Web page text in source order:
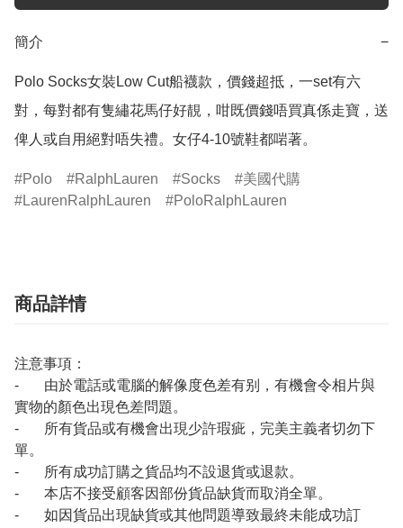
簡介 −
Polo Socks女裝Low Cut船襪款，價錢超抵，一set有六
對，每對都有隻繡花馬仔好靚，咁既價錢唔買真係走寶，送
俾人或自用絕對唔失禮。女仔4-10號鞋都啱著。
Polo RalphLauren Socks
美國代購
LaurenRalphLauren
PoloRalphLauren
商品詳情
注意事項：
- 由於電話或電腦的解像度色差有别，有機會令相片與
實物的顏色出現色差問題。
- 所有貨品或有機會出現少許瑕疵，完美主義者切勿下
單。
- 所有成功訂購之貨品均不設退貨或退款。
- 本店不接受顧客因部份貨品缺貨而取消全單。
- 如因貨品出現缺貨或其他問題導致最終未能成功訂